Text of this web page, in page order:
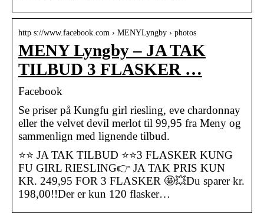
http s://www.facebook.com › MENYLyngby › photos
MENY Lyngby – JA TAK
TILBUD 3 FLASKER …
Facebook
Se priser på Kungfu girl riesling, eve chardonnay
eller the velvet devil merlot til 99,95 fra Meny og
sammenlign med lignende tilbud.
⭐️⭐️ JA TAK TILBUD ⭐️⭐️3 FLASKER KUNG
FU GIRL RIESLING👉 JA TAK PRIS KUN
KR. 249,95 FOR 3 FLASKER 🤩💥Du sparer kr.
198,00!!Der er kun 120 flasker…